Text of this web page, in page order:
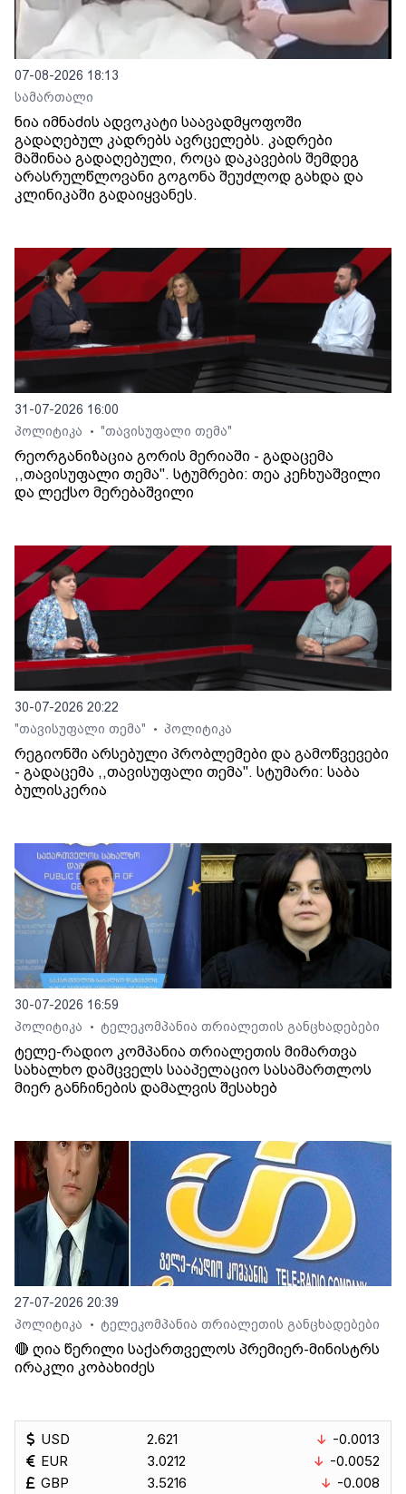
07-08-2026 18:13
სამართალი
ნია იმნაძის ადვოკატი საავადმყოფოში
გადაღებულ კადრებს ავრცელებს. კადრები
მაშინაა გადაღებული, როცა დაკავების შემდეგ
არასრულწლოვანი გოგონა შეუძლოდ გახდა და
კლინიკაში გადაიყვანეს.
31-07-2026 16:00
პოლიტიკა
• "თავისუფალი თემა"
რეორგანიზაცია გორის მერიაში - გადაცემა
,,თავისუფალი თემა". სტუმრები: თეა კეჩხუაშვილი
და ლექსო მერებაშვილი
30-07-2026 20:22
"თავისუფალი თემა"
• პოლიტიკა
რეგიონში არსებული პრობლემები და გამოწვევები
- გადაცემა ,,თავისუფალი თემა". სტუმარი: საბა
ბულისკერია
30-07-2026 16:59
პოლიტიკა
• ტელეკომპანია თრიალეთის განცხადებები
ტელე-რადიო კომპანია თრიალეთის მიმართვა
სახალხო დამცველს სააპელაციო სასამართლოს
მიერ განჩინების დამალვის შესახებ
27-07-2026 20:39
პოლიტიკა
• ტელეკომპანია თრიალეთის განცხადებები
🔴 ღია წერილი საქართველოს პრემიერ-მინისტრს
ირაკლი კობახიძეს
USD
EUR
GBP
2.621
3.0212
3.5216
-0.0013
-0.0052
-0.008